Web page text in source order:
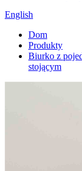
English
Dom
Produkty
Biurko z
stojącym